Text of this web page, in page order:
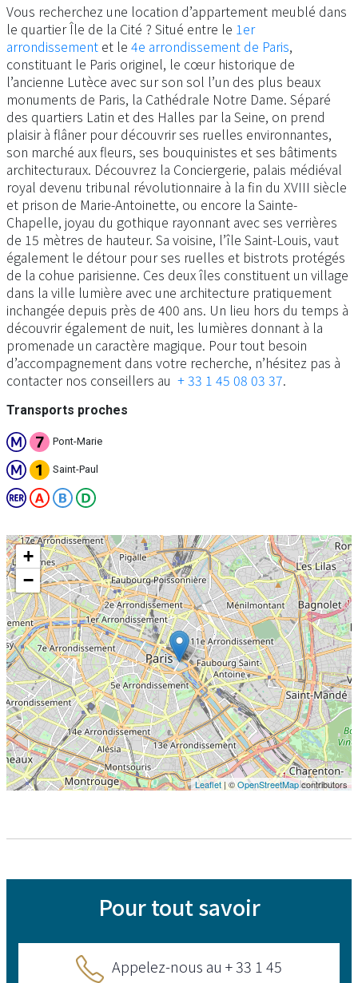
Vous recherchez une location d’appartement meublé dans
le quartier Île de la Cité ? Situé entre le 1er
arrondissement et le 4e arrondissement de Paris,
constituant le Paris originel, le cœur historique de
l’ancienne Lutèce avec sur son sol l’un des plus beaux
monuments de Paris, la Cathédrale Notre Dame. Séparé
des quartiers Latin et des Halles par la Seine, on prend
plaisir à flâner pour découvrir ses ruelles environnantes,
son marché aux fleurs, ses bouquinistes et ses bâtiments
architecturaux. Découvrez la Conciergerie, palais médiéval
royal devenu tribunal révolutionnaire à la fin du XVIII siècle
et prison de Marie-Antoinette, ou encore la Sainte-
Chapelle, joyau du gothique rayonnant avec ses verrières
de 15 mètres de hauteur. Sa voisine, l’île Saint-Louis, vaut
également le détour pour ses ruelles et bistrots protégés
de la cohue parisienne. Ces deux îles constituent un village
dans la ville lumière avec une architecture pratiquement
inchangée depuis près de 400 ans. Un lieu hors du temps à
découvrir également de nuit, les lumières donnant à la
promenade un caractère magique. Pour tout besoin
d’accompagnement dans votre recherche, n’hésitez pas à
contacter nos conseillers au + 33 1 45 08 03 37.
Transports proches
Pont-Marie
Saint-Paul
+
−
Leaflet| ©OpenStreetMapcontributors
Pour tout savoir
Appelez-nous au + 33 1 45